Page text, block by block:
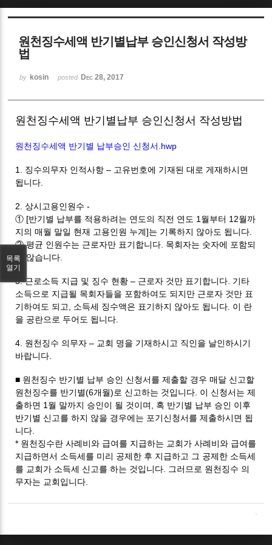
원천징수세액 반기별납부 승인신청서 작성방
법
by kosin posted Dec 28, 2017
원천징수세액 반기별납부 승인신청서 작성방법
원천징수세액 반기별 납부승인 신청서.hwp
1. 징수의무자 인적사항 – 고유번호에 기재된 대로 게재하시면
됩니다.
2. 상시고용인원수 -
① [반기별 납부를 적용하려는 연도의 직전 연도 1월부터 12월까
지의 매월 말일 현재 고용인원 누계]는 기록하지 않아도 됩니다.
② 평균 인원수는 근로자만 표기합니다. 목회자는 숫자에 포함되
지 않습니다.
3. 근로소득 지급 및 징수 현황 – 근로자 것만 표기합니다. 기타
소득으로 지급될 목회자들을 포함하여도 되지만 근로자 것만 표
기하여도 되고, 소득세 징수액은 표기하지 않아도 됩니다. 이 란
을 공란으로 두어도 됩니다.
4. 원천징수 의무자 – 교회 명을 기재하시고 직인을 날인하시기
바랍니다.
■ 원천징수 반기별 납부 승인 신청서를 제출할 경우 매달 신고할
원천징수를 반기별(6개월)로 신고하는 것입니다. 이 신청서는 제
출하면 1월 말까지 승인이 될 것이며, 혹 반기별 납부 승인 이후
반기별 신고를 하지 않을 경우에는 포기신청서를 제출하시면 됩
니다.
* 원천징수란 사례비와 급여를 지급하는 교회가 사례비와 급여를
지급하면서 소득세를 미리 공제한 후 지급하고 그 공제한 소득세
를 교회가 소득세 신고를 하는 것입니다. 그러므로 원천징수 의
무자는 교회입니다.
목록
열기
Sketchbook5, 스케치북5
Sketchbook5, 스케치북5